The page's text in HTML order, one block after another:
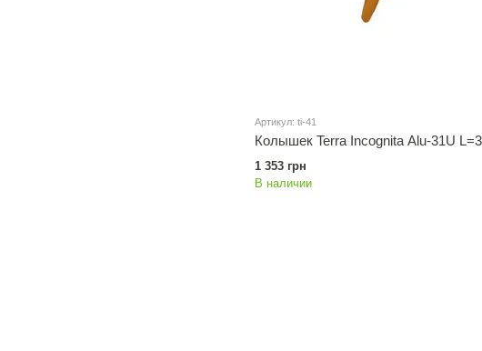
Артикул: ti-41
Колышек Terra Incognita Alu-31U
1 353 грн
В наличии